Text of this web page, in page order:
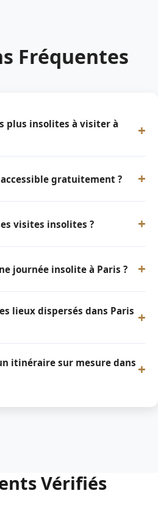
Fréquentes
plus insolites à visiter à
+
gratuitement ? +
visites insolites ? +
journée insolite à Paris ? +
lieux dispersés dans Paris +
itinéraire sur mesure dans +
Vérifiés